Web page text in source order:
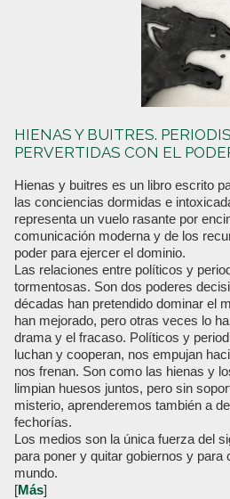
HIENAS Y BUITRES.
PERVERTIDAS CON EL
Hienas y buitres es un libro escrito
las conciencias dormidas e
representa un vuelo rasante por
comunicación moderna y de los
poder para ejercer el dominio.
Las relaciones entre políticos y
tormentosas. Son dos poderes
décadas han pretendido dominar el
han mejorado, pero otras veces lo
drama y el fracaso. Políticos y
luchan y cooperan, nos empujan
nos frenan. Son como las hienas y
limpian huesos juntos, pero sin
misterio, aprenderemos también a
fechorías.
Los medios son la única fuerza del
para poner y quitar gobiernos y para
mundo.
[Más]